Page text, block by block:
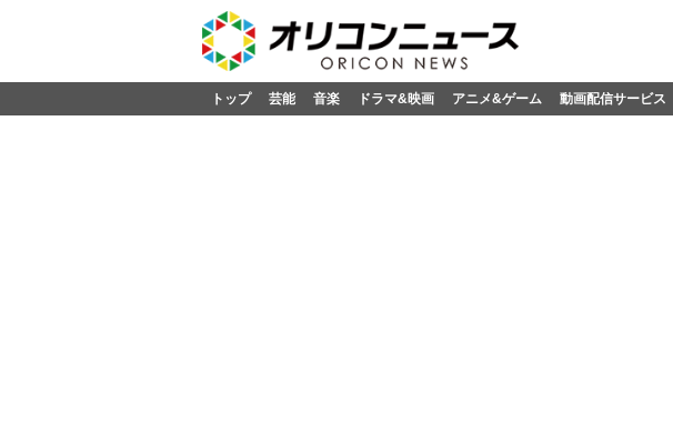
トップ 芸能 音楽 ドラマ&映画 アニメ&ゲーム 動画配信サービス